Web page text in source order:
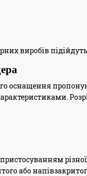
виробів
оснащення
або